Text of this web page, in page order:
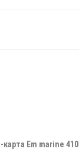
Em marine